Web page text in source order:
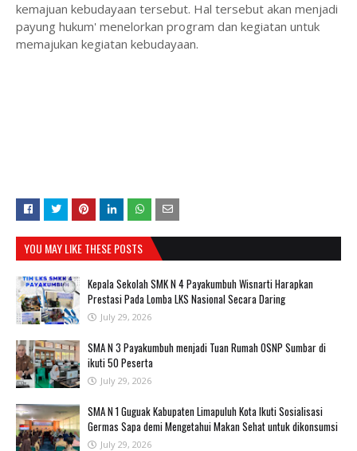
kemajuan kebudayaan tersebut. Hal tersebut akan menjadi
payung hukum' menelorkan program dan kegiatan untuk
memajukan kegiatan kebudayaan.
YOU MAY LIKE THESE POSTS
Kepala Sekolah SMK N 4 Payakumbuh Wisnarti Harapkan
Prestasi Pada Lomba LKS Nasional Secara Daring
July 29, 2026
SMA N 3 Payakumbuh menjadi Tuan Rumah OSNP Sumbar di
ikuti 50 Peserta
July 29, 2026
SMA N 1 Guguak Kabupaten Limapuluh Kota Ikuti Sosialisasi
Germas Sapa demi Mengetahui Makan Sehat untuk dikonsumsi
July 29, 2026